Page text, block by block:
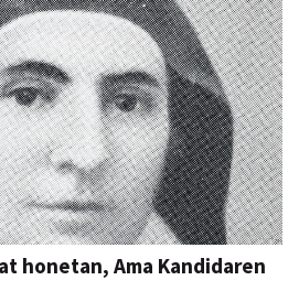
honetan, Ama Kandidaren
Elkartea abu 07, 09:25 ANDOAIN